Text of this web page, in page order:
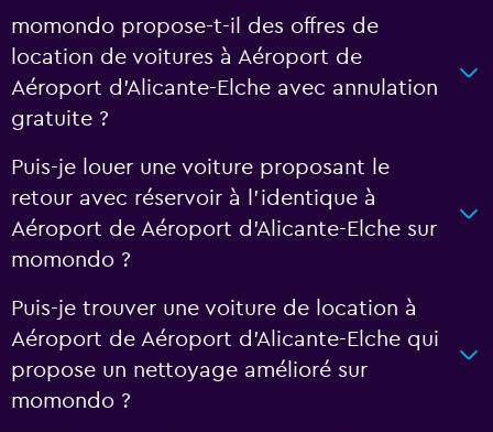
momondo propose-t-il des offres de
location de voitures à Aéroport de
Aéroport d'Alicante-Elche avec annulation
gratuite ?
Puis-je louer une voiture proposant le
retour avec réservoir à l’identique à
Aéroport de Aéroport d'Alicante-Elche sur
momondo ?
Puis-je trouver une voiture de location à
Aéroport de Aéroport d'Alicante-Elche qui
propose un nettoyage amélioré sur
momondo ?